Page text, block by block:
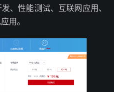
、性能测试、互联网应用、
用。